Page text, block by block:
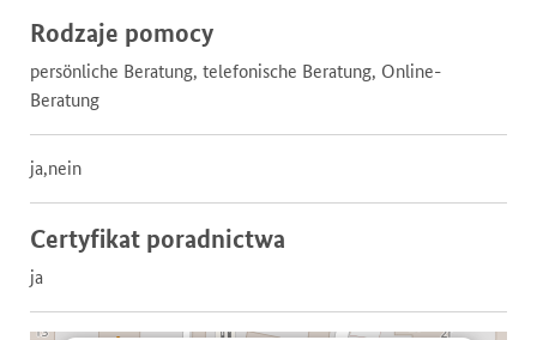
Rodzaje pomocy
persönliche Beratung, telefonische Beratung, Online-
Beratung
ja,nein
Certyfikat poradnictwa
ja